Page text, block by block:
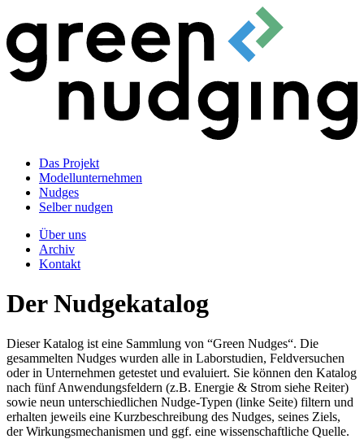
Das Projekt
Modellunternehmen
Nudges
Selber nudgen
Über uns
Archiv
Kontakt
Der Nudgekatalog
Dieser Katalog ist eine Sammlung von “Green Nudges“. Die
gesammelten Nudges wurden alle in Laborstudien, Feldversuchen
oder in Unternehmen getestet und evaluiert. Sie können den Katalog
nach fünf Anwendungsfeldern (z.B. Energie & Strom siehe Reiter)
sowie neun unterschiedlichen Nudge-Typen (linke Seite) filtern und
erhalten jeweils eine Kurzbeschreibung des Nudges, seines Ziels,
der Wirkungsmechanismen und ggf. eine wissenschaftliche Quelle.